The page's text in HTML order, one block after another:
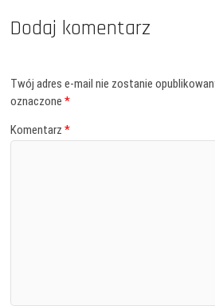
Dodaj komentarz
Twój adres e-mail nie zostanie
oznaczone*
Komentarz*